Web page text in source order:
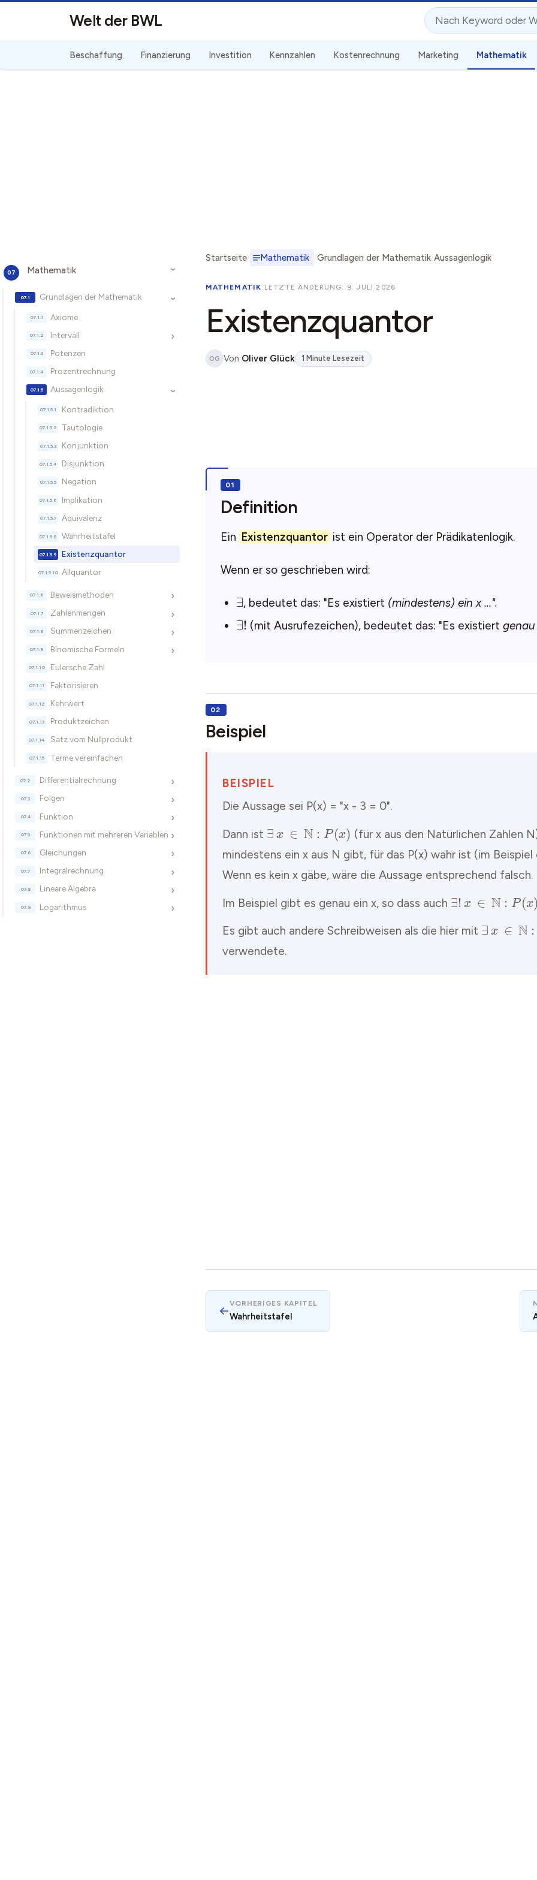
Welt der BWL Suche
Beschaffung Finanzierung Investition Kennzahlen Kostenrechnung Marketing Mathematik
›
Mathematik
›
Grundlagen der Mathematik
Axiome
›
Intervall
Potenzen
Prozentrechnung
›
Aussagenlogik
Kontradiktion
Tautologie
Konjunktion
Disjunktion
Negation
Implikation
Äquivalenz
Wahrheitstafel
Existenzquantor
Allquantor
›
Beweismethoden
›
Zahlenmengen
›
Summenzeichen
›
Binomische Formeln
Eulersche Zahl
Faktorisieren
Kehrwert
Produktzeichen
Satz vom Nullprodukt
Terme vereinfachen
›
Differentialrechnung
›
Folgen
›
Funktion
›
Funktionen mit mehreren Variablen
›
Gleichungen
›
Integralrechnung
›
Lineare Algebra
›
Logarithmus
Startseite Mathematik Grundlagen der Mathematik Aussagenlogik
MATHEMATIK· LETZTE ÄNDERUNG: 9. JULI 2026
Existenzquantor
OG Von Oliver Glück 1 Minute Lesezeit
Definition
Ein Existenzquantor ist ein Operator der Prädikatenlogik.
Wenn er so geschrieben wird:
∃
, bedeutet das: "Es existiert (mindestens) ein x ...".
∃!
(mit Ausrufezeichen), bedeutet das: "Es existiert genau
Beispiel
BEISPIEL
Die Aussage sei P(x) = "x - 3 = 0".
Dann ist
∃ :P )
(für x aus den Natürlichen Zahlen
mindestens ein x aus N gibt, für das P(x) wahr ist (im Beispiel
Wenn es kein x gäbe, wäre die Aussage entsprechend falsch.
Im Beispiel gibt es genau ein x, so dass auch
∃! :P )
Es gibt auch andere Schreibweisen als die hier mit
∃ :P
verwendete.
←
VORHERIGES KAPITEL
Wahrheitstafel